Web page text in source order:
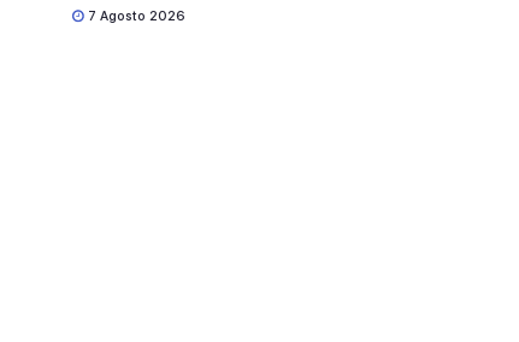
7 Agosto 2026